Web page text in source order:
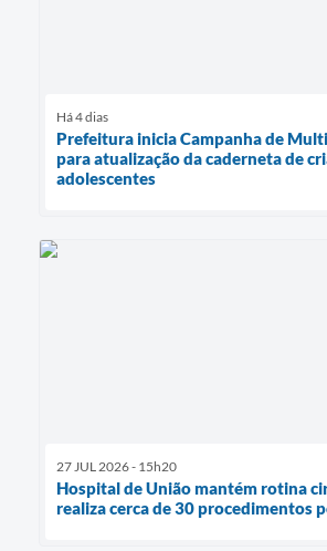
Há 4 dias
Prefeitura inicia Campanha de
para atualização da caderneta de
adolescentes
27 JUL 2026 - 15h20
Hospital de União mantém rotina
realiza cerca de 30 procedimentos